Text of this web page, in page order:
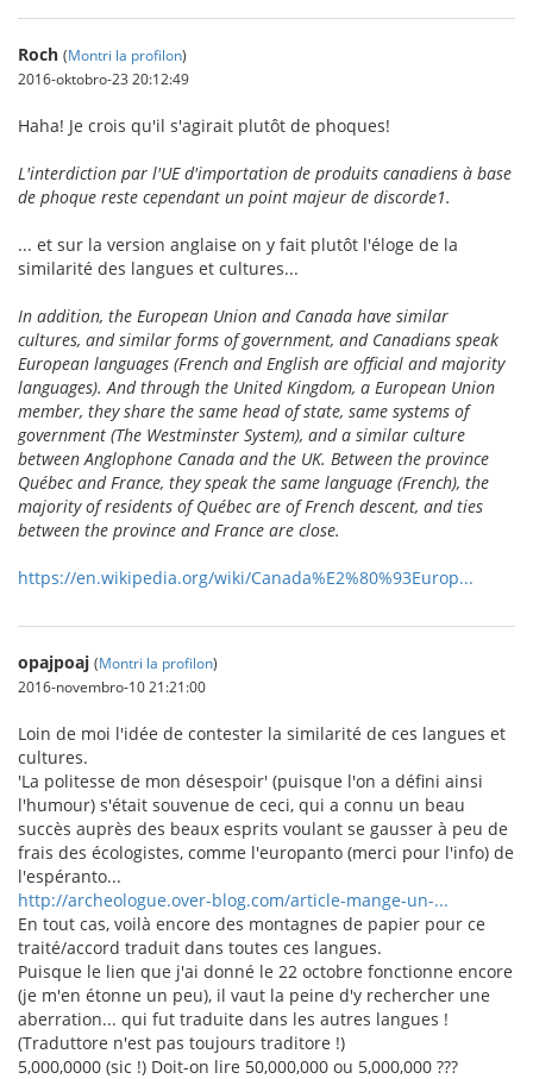
Roch (Montri la profilon)
2016-oktobro-23 20:12:49
Haha! Je crois qu'il s'agirait plutôt de phoques!
L'interdiction par l'UE d'importation de produits canadiens à base
de phoque reste cependant un point majeur de discorde1.
... et sur la version anglaise on y fait plutôt l'éloge de la
similarité des langues et cultures...
In addition, the European Union and Canada have similar
cultures, and similar forms of government, and Canadians speak
European languages (French and English are official and majority
languages). And through the United Kingdom, a European Union
member, they share the same head of state, same systems of
government (The Westminster System), and a similar culture
between Anglophone Canada and the UK. Between the province
Québec and France, they speak the same language (French), the
majority of residents of Québec are of French descent, and ties
between the province and France are close.
https://en.wikipedia.org/wiki/Canada%E2%80%93Europ...
opajpoaj (Montri la profilon)
2016-novembro-10 21:21:00
Loin de moi l'idée de contester la similarité de ces langues et
cultures.
'La politesse de mon désespoir' (puisque l'on a défini ainsi
l'humour) s'était souvenue de ceci, qui a connu un beau
succès auprès des beaux esprits voulant se gausser à peu de
frais des écologistes, comme l'europanto (merci pour l'info) de
l'espéranto...
http://archeologue.over-blog.com/article-mange-un-...
En tout cas, voilà encore des montagnes de papier pour ce
traité/accord traduit dans toutes ces langues.
Puisque le lien que j'ai donné le 22 octobre fonctionne encore
(je m'en étonne un peu), il vaut la peine d'y rechercher une
aberration... qui fut traduite dans les autres langues !
(Traduttore n'est pas toujours traditore !)
5,000,0000 (sic !) Doit-on lire 50,000,000 ou 5,000,000 ???